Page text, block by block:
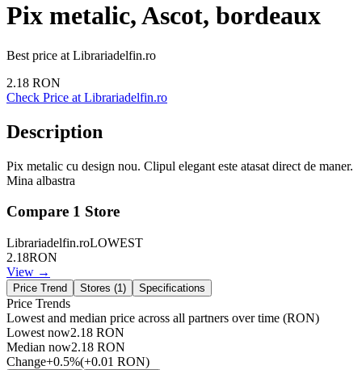
Pix metalic, Ascot, bordeaux
Best price at Librariadelfin.ro
2.18 RON
Check Price at Librariadelfin.ro
Description
Pix metalic cu design nou. Clipul elegant este atasat direct de maner.
Mina albastra
Compare 1 Store
Librariadelfin.roLOWEST
2.18RON
View →
Price Trend Stores (1) Specifications
Price Trends
Lowest and median price across all partners over time (RON)
Lowest now2.18 RON
Median now2.18 RON
Change+0.5%(+0.01 RON)